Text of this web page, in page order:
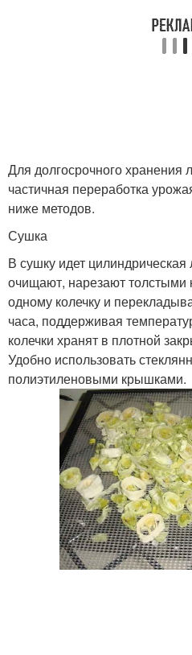
Для долгосрочного хранения
частичная переработка
ниже методов.
Сушка
В сушку идет
очищают, нарезают толстыми
одному колечку и
часа, поддерживая
колечки хранят в плотной
Удобно использовать
полиэтиленовыми крышками.